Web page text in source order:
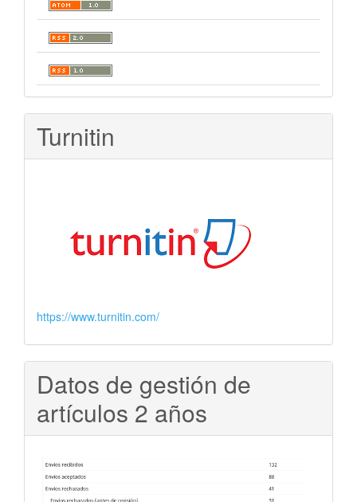
Turnitin
https://www.turnitin.com/
Datos de gestión de
artículos 2 años